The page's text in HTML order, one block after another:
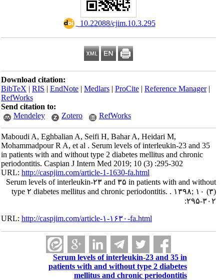
‎ 10.22088/cjim.10.3.295
Download citation:
BibTeX|RIS|EndNote|Medlars|ProCite|Reference Manager
RefWorks
Send citation to:
Mendeley
Zotero RefWorks
Maboudi A, Eghbalian A, Seifi H, Bahar A, Heidari M,
Mohammadpour R A, et al . Serum levels of interleukin-23 and 35
in patients with and without type 2 diabetes mellitus and chronic
periodontitis. Caspian J Intern Med 2019; 10 (3) :295-302
URL:http://caspjim.com/article-1-1630-fa.html
Serum levels of interleukin-۲۳ and ۳۵ in patients with and without
type ۲ diabetes mellitus and chronic periodontitis. . ۱۳۹۸; ۱۰ (۳)
:۲۹۵-۳۰۲
URL:http://caspjim.com/article-۱-۱۶۳۰-fa.html
Serum levels of interleukin-23 and 35 in
patients with and without type 2 diabetes
mellitus and chronic periodontitis